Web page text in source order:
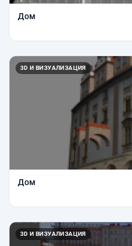
Дом
3D И ВИЗУАЛИЗАЦИЯ
Дом
3D И ВИЗУАЛИЗАЦИЯ